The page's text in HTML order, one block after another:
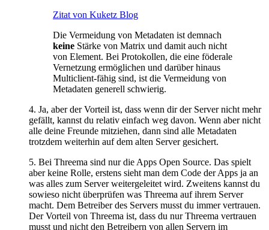
Zitat von Kuketz Blog
Die Vermeidung von Metadaten ist demnach
keine Stärke von Matrix und damit auch nicht
von Element. Bei Protokollen, die eine föderale
Vernetzung ermöglichen und darüber hinaus
Multiclient-fähig sind, ist die Vermeidung von
Metadaten generell schwierig.
4. Ja, aber der Vorteil ist, dass wenn dir der Server nicht mehr
gefällt, kannst du relativ einfach weg davon. Wenn aber nicht
alle deine Freunde mitziehen, dann sind alle Metadaten
trotzdem weiterhin auf dem alten Server gesichert.
5. Bei Threema sind nur die Apps Open Source. Das spielt
aber keine Rolle, erstens sieht man dem Code der Apps ja an
was alles zum Server weitergeleitet wird. Zweitens kannst du
sowieso nicht überprüfen was Threema auf ihrem Server
macht. Dem Betreiber des Servers musst du immer vertrauen.
Der Vorteil von Threema ist, dass du nur Threema vertrauen
musst und nicht den Betreibern von allen Servern im